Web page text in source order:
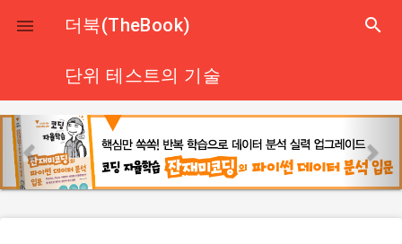
close
 더북(TheBook) search
단위 테스트의 기술
p
r
e
e
x